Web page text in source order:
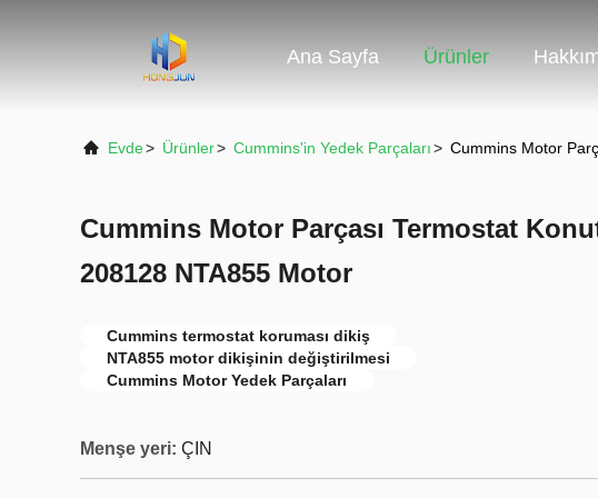
Ana Sayfa Ürünler
Evde> Ürünler> Cummins'in Yedek Parçaları> Cummins Motor
Cummins Motor Parçası Termostat
208128 NTA855 Motor
Cummins termostat koruması dikiş
NTA855 motor dikişinin değiştirilmesi
Cummins Motor Yedek Parçaları
Menşe yeri: ÇIN